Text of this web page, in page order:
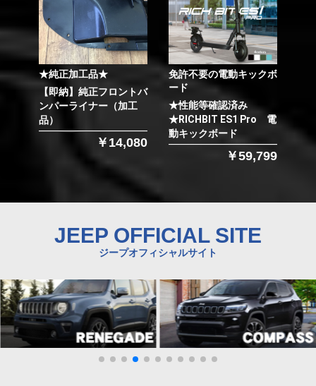
★純正加工品★
【即納】純正フロントバ
ンパーライナー（加工
品）
￥14,080
免許不要の電動キックボ
ード
★性能等確認済み
★RICHBIT ES1 Pro 電
動キックボード
￥59,799
JEEP OFFICIAL SITE
ジープオフィシャルサイト